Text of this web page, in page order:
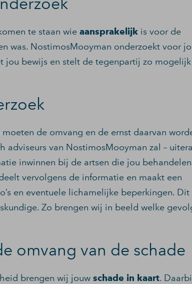
te staan wie aansprakelijk is voor de
was. NostimosMooyman onderzoekt voor
jou bewijs en stelt de tegenpartij zo mogelijk
de omvang en de ernst daarvan
adviseurs van NostimosMooyman zal –
inwinnen bij de artsen die jou
vervolgens de informatie en maakt een
en eventuele lichamelijke beperkingen. Dit
Zo brengen wij in beeld welke
omvang van de schade
brengen wij jouw schade in kaart.